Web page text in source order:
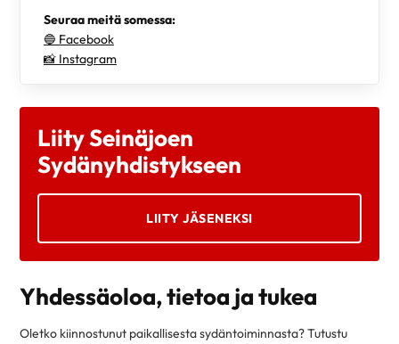
Seuraa meitä somessa:
🔵 Facebook
📸 Instagram
Liity Seinäjoen
Sydänyhdistykseen
LIITY JÄSENEKSI
Yhdessäoloa, tietoa ja tukea
Oletko kiinnostunut paikallisesta sydäntoiminnasta? Tutustu